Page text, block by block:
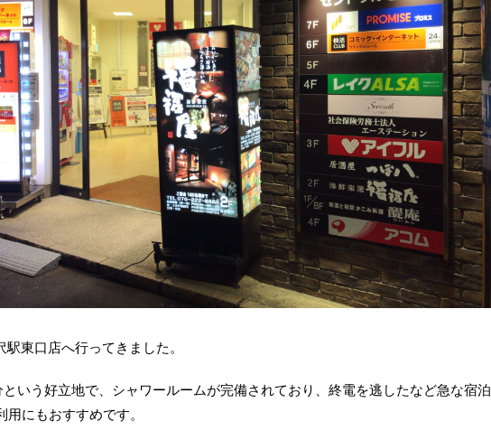
東口店へ行ってきました。
いう好立地で、シャワールームが完備されており、終電を逃したなど急な宿泊
用にもおすすめです。